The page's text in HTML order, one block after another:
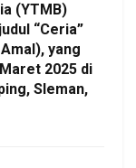
(YTMB)
“Ceria”
yang
2025 di
Sleman,